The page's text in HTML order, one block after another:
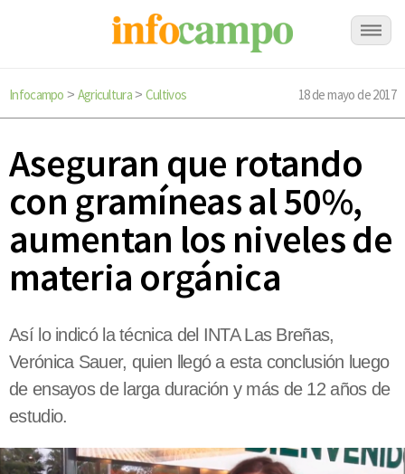
Infocampo > Agricultura> Cultivos 18 de mayo de 2017
Aseguran que rotando
con gramíneas al 50%,
aumentan los niveles de
materia orgánica
Así lo indicó la técnica del INTA Las Breñas,
Verónica Sauer, quien llegó a esta conclusión luego
de ensayos de larga duración y más de 12 años de
estudio.